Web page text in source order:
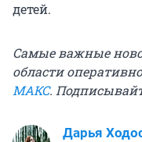
детей.
Самые важные
области
МАКС.
Дарья